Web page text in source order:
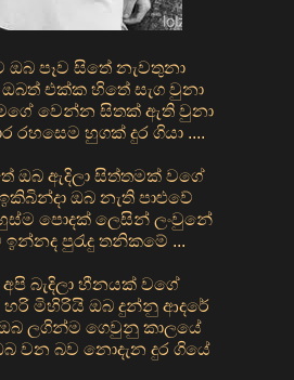
ඔබ පෑව සිතේ නැවතුනා
එක්ක හිතේ සැග වුනා
වෙන්න සිතක් ඇති වුනා
රහසෙම හුගක් දුර ගියා ....
ඔබ ඇදිලා සිත්තමක් වගේ
ඔබ නැති පාළුවේ
හුස්ම පොදක් ලෙසින් ලංවුනේ
පුරැදු තනිකමේ ...
බැදිලා හීනයක් වගේ
මිහිරියි ඔබ දුන්නු ආදරේ
ඔබ ලගින්ම ගෙවුනු කාලයේ
වන බව නොදැන දුර ගියේ